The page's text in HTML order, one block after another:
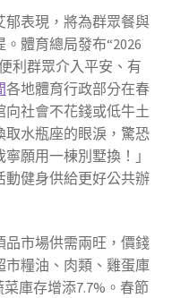
郁表現，將為群眾餐與
體育總局發布“2026
利群眾介入平安、有
各地體育行政部分在春
社會不花錢或低牛土
取水瓶座的眼淚，驚恐
願用一棟別墅換！」
動健身供給更好公共辦
品市場供需兩旺，價錢
市糧油、肉類、雞蛋庫
庫存增添7.7%。春節